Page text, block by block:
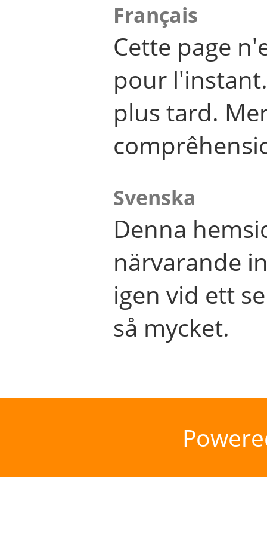
Français
Cette page
pour
plus tard.
Svenska
Denna
närvarande
igen vid ett
så mycket.